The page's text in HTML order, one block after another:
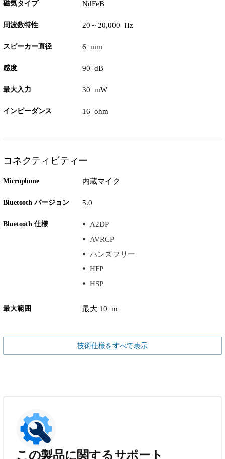
磁気タイプ NdFeB
周波数特性 20～20,000 Hz
スピーカー直径 6 mm
感度 90 dB
最大入力 30 mW
インピーダンス 16 ohm
コネクティビティー
Microphone 内蔵マイク
Bluetooth バージョン 5.0
Bluetooth 仕様
A2DP
AVRCP
ハンズフリー
HFP
HSP
最大範囲 最大 10 m
技術仕様をすべて表示
この製品に関するサポート